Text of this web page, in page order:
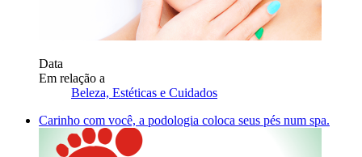
Data
Em relação a
Beleza, Estéticas e Cuidados
Carinho com você, a podologia coloca seus pés num spa.